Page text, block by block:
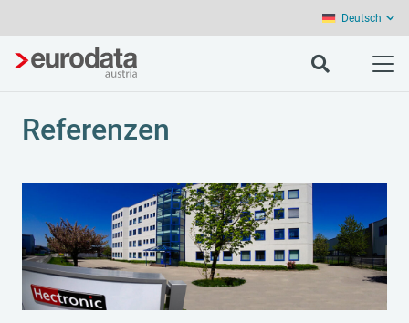
Deutsch
Referenzen